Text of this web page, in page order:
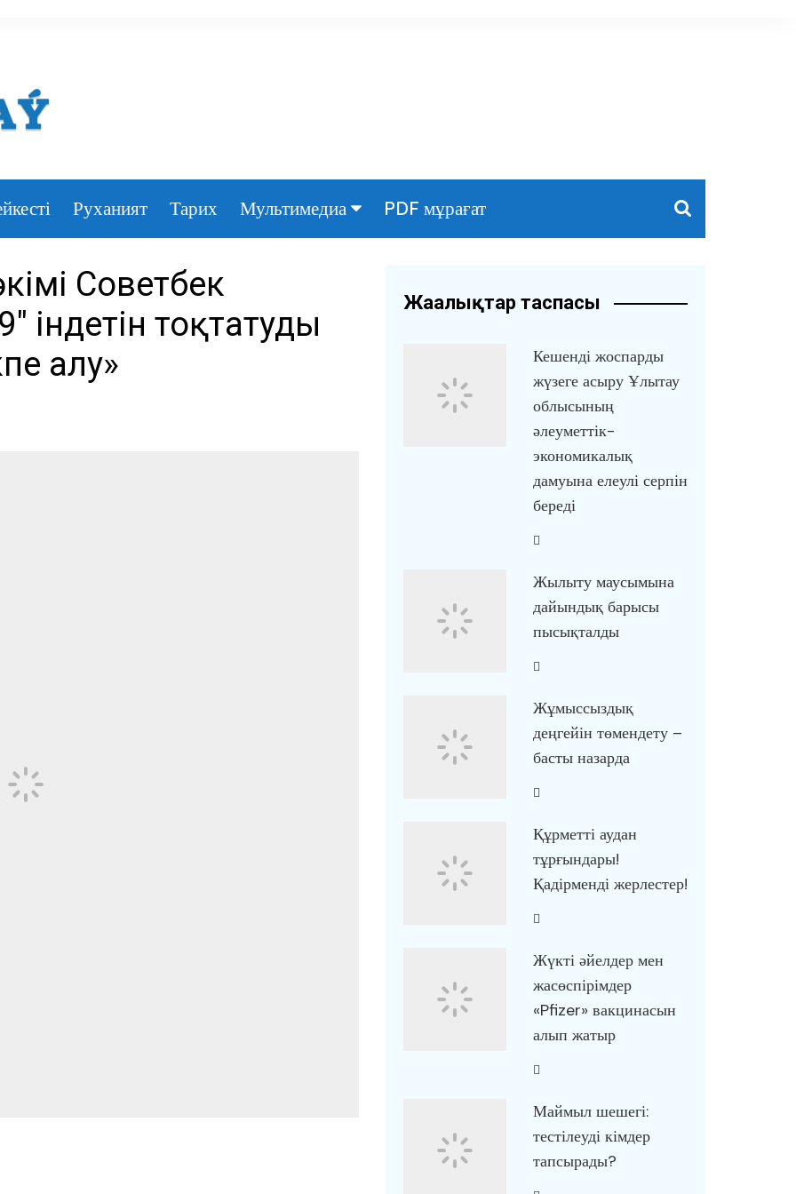
Руханият Тарих Мультимедиа PDF мұрағат
Советбек
індетін тоқтатудың
алу»
Жаңалықтар таспасы
Кешенді жоспарды
жүзеге асыру Ұлытау
облысының
әлеуметтік-
экономикалық
дамуына елеулі серпін
береді
Жылыту маусымына
дайындық барысы
пысықталды
Жұмыссыздық
деңгейін төмендету –
басты назарда
Құрметті аудан
тұрғындары!
Қадірменді жерлестер!
Жүкті әйелдер мен
жасөспірімдер
«Pfizer» вакцинасын
алып жатыр
Маймыл шешегі:
тестілеуді кімдер
тапсырады?